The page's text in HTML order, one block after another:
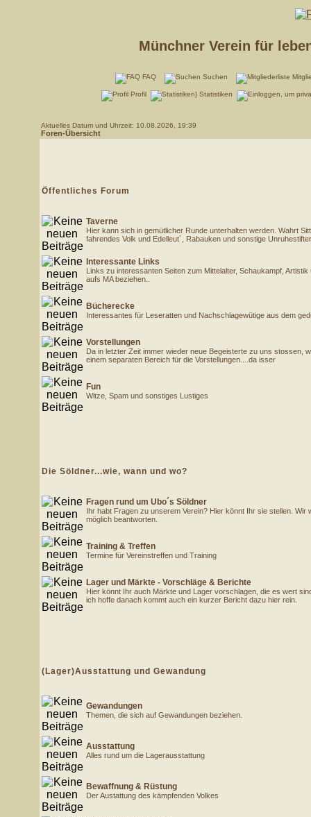
Münchner Verein für
FAQ Suchen
Profil Statistiken
Aktuelles Datum und Uhrzeit: 10.08.2026, 19:39
Foren-Übersicht
Öffentliches Forum
Taverne
Hier kann sich in gemütlicher Runde unterhalten werden. Wahrt
fahrendes Volk und Edelleut´, Rabauken und sonstige
Interessante Links
Links zu interessanten Seiten zum Mittelalter, Schaukampf,
aufs MA beziehen..
Bücherecke
Interessantes für Leseratten und Nachschlagewütige aus dem
Vorstellungen
Da in letzter Zeit immer wieder neue Begeisterte zu uns stossen,
einem separaten Bereich für die Vorstellungen....da isser
Fun
Witze, Spam und sonstiges Lustiges
Die Söldner...wie, wann und wo?
Fragen rund um Ubo´s Söldner
Ihr habt Fragen zu unserem Verein? Hier könnt Ihr sie stellen. Wir
möglich beantworten.
Training & Treffen
Termine für Vereinstreffen und Training
Lager und Märkte - Vorschläge & Berichte
Hier könnt Ihr auch Märkte und Lager vorschlagen, die es wert
ich hoffe danach kommt auch ein kurzer Bericht dazu hier rein.
(Lager)Ausstattung und Gewandung
Gewandungen
Themen, die sich auf Gewandungen beziehen.
Ausstattung
Alles rund um die Lagerausstattung
Bewaffnung & Rüstung
Der Austattung des kämpfenden Volkes